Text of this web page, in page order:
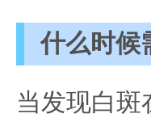
什么时候
当发现白